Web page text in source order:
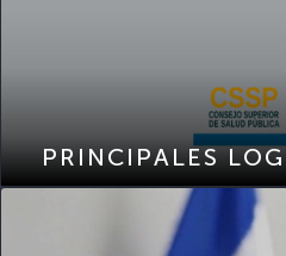
PRINCIPALES